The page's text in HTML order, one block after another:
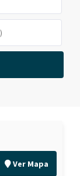
Ver Mapa